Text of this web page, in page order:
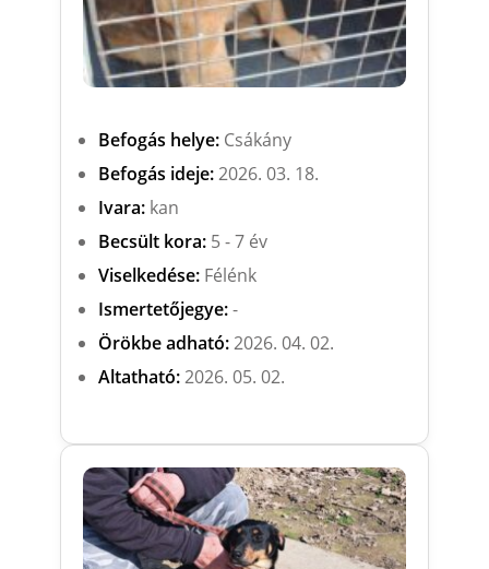
Befogás helye:Csákány
Befogás ideje:2026. 03. 18.
Ivara:kan
Becsült kora:5 - 7 év
Viselkedése:Félénk
Ismertetőjegye:-
Örökbe adható:2026. 04. 02.
Altatható:2026. 05. 02.